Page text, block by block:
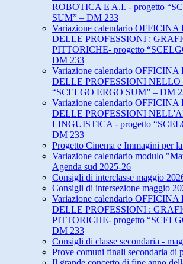
ROBOTICA E A.I. - progetto
SUM” – DM 233
Variazione calendario
DELLE PROFESSIONI :
PITTORICHE- progetto
DM 233
Variazione calendario
DELLE PROFESSIONI NELLO
“SCELGO ERGO SUM” – DM
Variazione calendario
DELLE PROFESSIONI
LINGUISTICA - progetto
DM 233
Progetto Cinema e Immagini per
Variazione calendario modulo
Agenda sud 2025-26
Consigli di interclasse maggio
Consigli di intersezione maggio
Variazione calendario
DELLE PROFESSIONI :
PITTORICHE- progetto
DM 233
Consigli di classe secondaria -
Prove comuni finali secondaria di